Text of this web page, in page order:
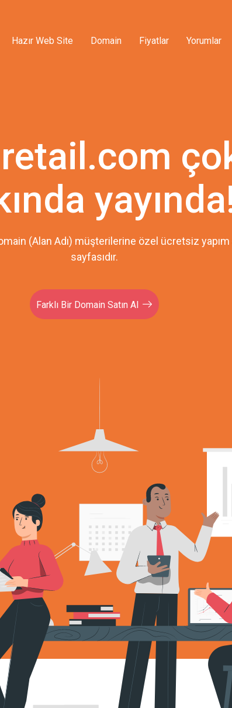
Hazır Web Site Domain Fiyatlar Yorumlar
(Alan Adı) müşterilerine özel ücretsiz yapım
sayfasıdır.
Farklı Bir Domain Satın Al